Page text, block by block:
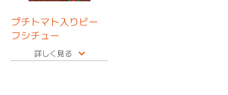
プチトマト入りビー
フシチュー
詳しく見る